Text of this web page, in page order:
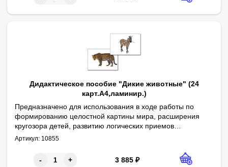
методическими рекомендациями.
Дидактическое пособие "Дикие животные" (24
карт.А4,ламинир.)
Предназначено для использования в ходе работы по
формированию целостной картины мира, расширения
кругозора детей, развитию логических приемов
мышления, обогащению и активизации словаря.
ламинированных пленкой. Сопровождается
методическими рекомендациями.
Авторы: О. В. Печенкина, В. В. Кожевникова
Артикул: 10855
- + 3 885 ₽